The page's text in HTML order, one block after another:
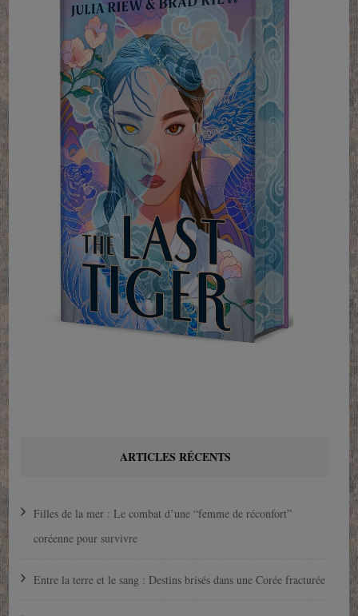
ARTICLES RÉCENTS
Filles de la mer : Le combat d’une “femme de réconfort”
coréenne pour survivre
Entre la terre et le sang : Destins brisés dans une Corée fracturée